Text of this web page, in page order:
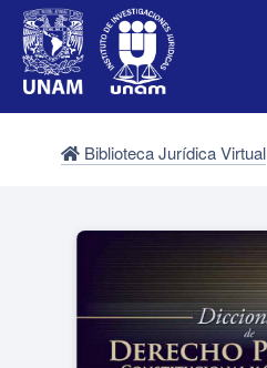
Biblioteca Jurídica Virtual